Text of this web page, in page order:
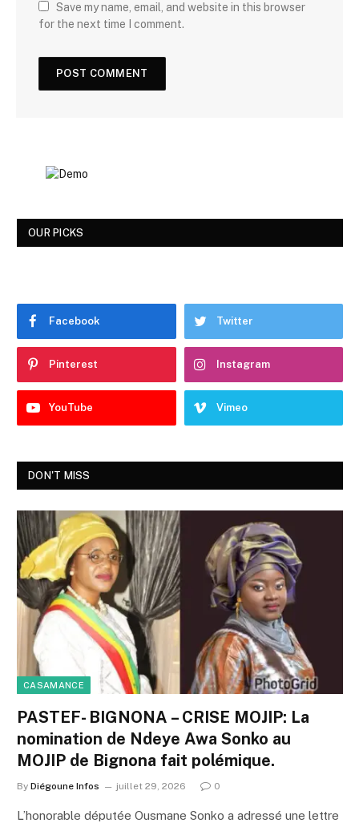
Save my name, email, and website in this browser
for the next time I comment.
OUR PICKS
Facebook Twitter
Pinterest Instagram
YouTube Vimeo
DON'T MISS
CASAMANCE
PASTEF- BIGNONA – CRISE MOJIP: La
nomination de Ndeye Awa Sonko au
MOJIP de Bignona fait polémique.
By Diégoune Infos juillet 29, 2026 0
L’honorable députée Ousmane Sonko a adressé une lettre